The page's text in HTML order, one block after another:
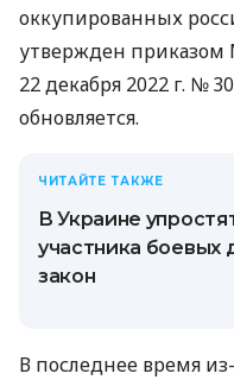
оккупированных
утвержден
22 декабря 2022 г. №
обновляется.
ЧИТАЙТЕ ТАКЖЕ
В Украине
участника боевых
закон
В последнее время